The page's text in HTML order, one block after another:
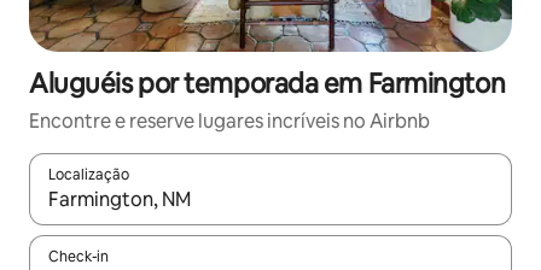
Aluguéis por temporada em Farmington
Encontre e reserve lugares incríveis no Airbnb
Localização
Quando os resultados estiverem disponíveis, explore-os
Check-in